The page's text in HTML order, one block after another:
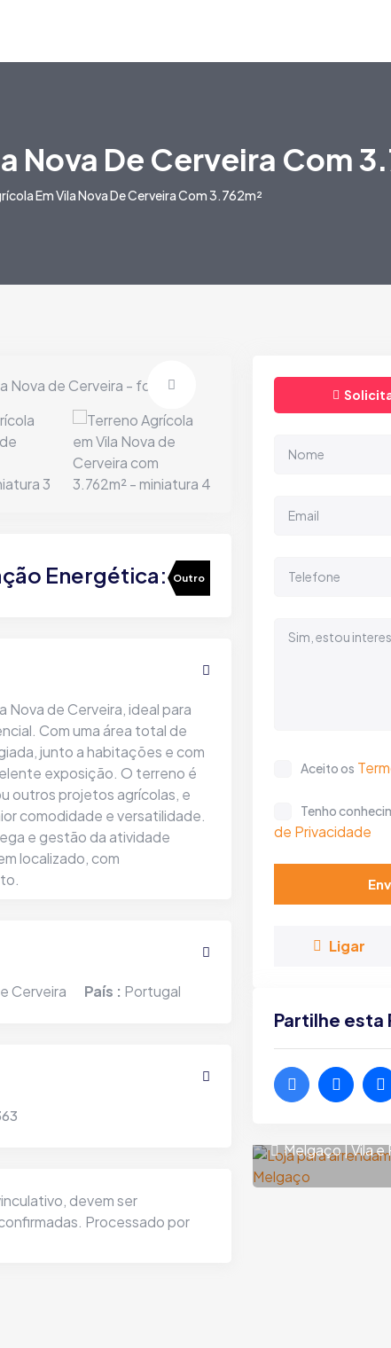
Nova De Cerveira Com
Em Vila Nova De Cerveira Com 3.762m²
Energética: Outro
de Cerveira, ideal para
Com uma área total de
junto a habitações e com
exposição. O terreno é
outros projetos agrícolas, e
comodidade e versatilidade.
e gestão da atividade
localizado, com
Cerveira País : Portugal
devem ser
Processado por
Aceito os
Tenho
de Privacidade
Ligar
Partilhe
| Chaviães
Loja para
Melgaço | Vila e